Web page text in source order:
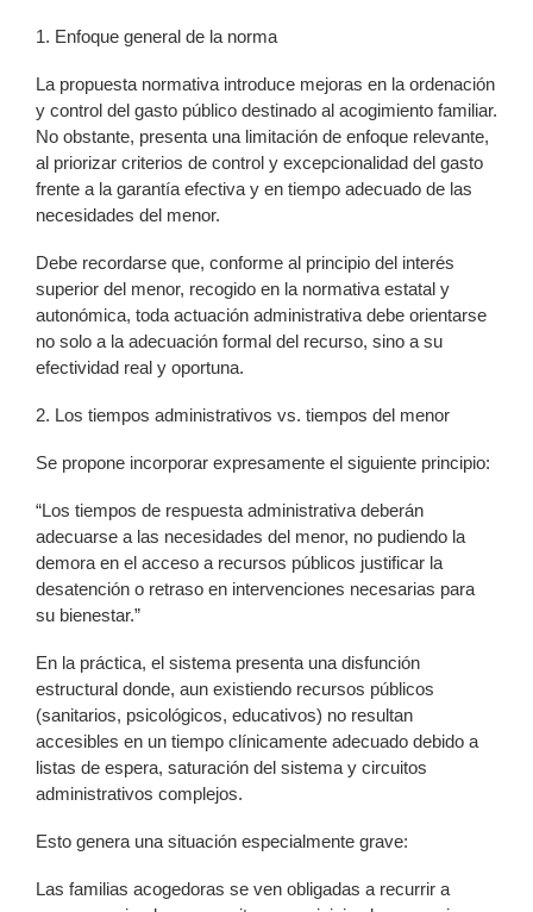
1. Enfoque general de la norma
La propuesta normativa introduce mejoras en la ordenación
y control del gasto público destinado al acogimiento familiar.
No obstante, presenta una limitación de enfoque relevante,
al priorizar criterios de control y excepcionalidad del gasto
frente a la garantía efectiva y en tiempo adecuado de las
necesidades del menor.
Debe recordarse que, conforme al principio del interés
superior del menor, recogido en la normativa estatal y
autonómica, toda actuación administrativa debe orientarse
no solo a la adecuación formal del recurso, sino a su
efectividad real y oportuna.
2. Los tiempos administrativos vs. tiempos del menor
Se propone incorporar expresamente el siguiente principio:
“Los tiempos de respuesta administrativa deberán
adecuarse a las necesidades del menor, no pudiendo la
demora en el acceso a recursos públicos justificar la
desatención o retraso en intervenciones necesarias para
su bienestar.”
En la práctica, el sistema presenta una disfunción
estructural donde, aun existiendo recursos públicos
(sanitarios, psicológicos, educativos) no resultan
accesibles en un tiempo clínicamente adecuado debido a
listas de espera, saturación del sistema y circuitos
administrativos complejos.
Esto genera una situación especialmente grave:
Las familias acogedoras se ven obligadas a recurrir a